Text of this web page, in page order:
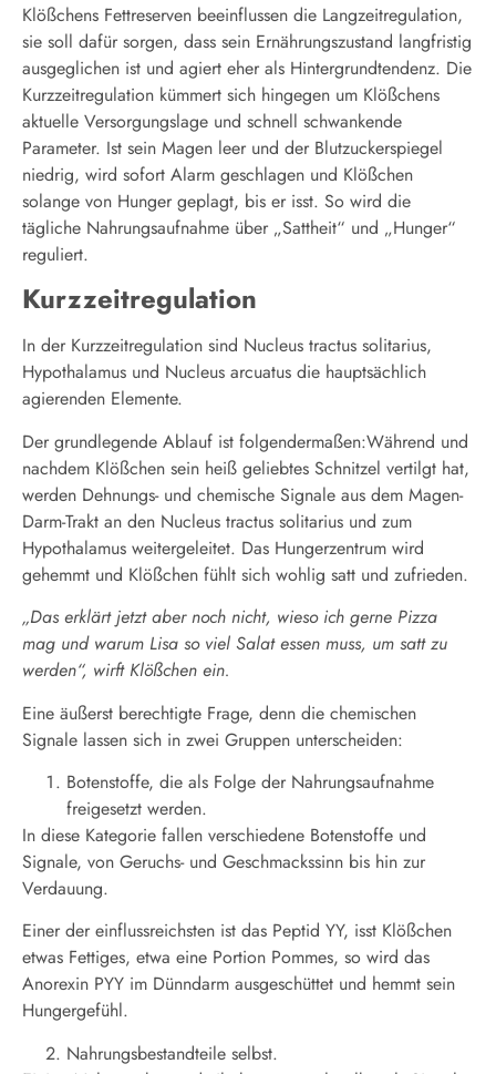
Klößchens Fettreserven beeinflussen die Langzeitregulation,
sie soll dafür sorgen, dass sein Ernährungszustand langfristig
ausgeglichen ist und agiert eher als Hintergrundtendenz. Die
Kurzzeitregulation kümmert sich hingegen um Klößchens
aktuelle Versorgungslage und schnell schwankende
Parameter. Ist sein Magen leer und der Blutzuckerspiegel
niedrig, wird sofort Alarm geschlagen und Klößchen
solange von Hunger geplagt, bis er isst. So wird die
tägliche Nahrungsaufnahme über „Sattheit“ und „Hunger“
reguliert.
Kurzzeitregulation
In der Kurzzeitregulation sind Nucleus tractus solitarius,
Hypothalamus und Nucleus arcuatus die hauptsächlich
agierenden Elemente.
Der grundlegende Ablauf ist folgendermaßen:Während und
nachdem Klößchen sein heiß geliebtes Schnitzel vertilgt hat,
werden Dehnungs- und chemische Signale aus dem Magen-
Darm-Trakt an den Nucleus tractus solitarius und zum
Hypothalamus weitergeleitet. Das Hungerzentrum wird
gehemmt und Klößchen fühlt sich wohlig satt und zufrieden.
„Das erklärt jetzt aber noch nicht, wieso ich gerne Pizza
mag und warum Lisa so viel Salat essen muss, um satt zu
werden“, wirft Klößchen ein.
Eine äußerst berechtigte Frage, denn die chemischen
Signale lassen sich in zwei Gruppen unterscheiden:
Botenstoffe, die als Folge der Nahrungsaufnahme
freigesetzt werden.
In diese Kategorie fallen verschiedene Botenstoffe und
Signale, von Geruchs- und Geschmackssinn bis hin zur
Verdauung.
Einer der einflussreichsten ist das Peptid YY, isst Klößchen
etwas Fettiges, etwa eine Portion Pommes, so wird das
Anorexin PYY im Dünndarm ausgeschüttet und hemmt sein
Hungergefühl.
Nahrungsbestandteile selbst.